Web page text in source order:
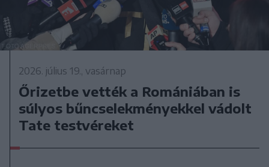
2026. július 19., vasárnap
Őrizetbe vették a Romániában is
súlyos bűncselekményekkel vádolt
Tate testvéreket